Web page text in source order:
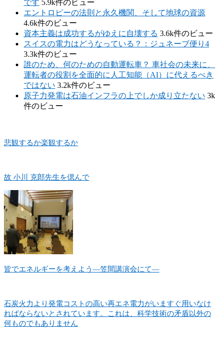
です 5.9k件のビュー
エントロピーの法則と永久機関、そして地球の資源
4.6k件のビュー
資本主義は成功するがゆえに自壊する 3.6k件のビュー
スイスの電力はどうなっている？：ジュネーブ便り4
3.3k件のビュー
誰のため、何のための自動運転車？ 車社会の未来に、
運転者の役割を全面的に人工知能（AI）に代えるべき
ではない 3.2k件のビュー
原子力発電は石油インフラの上でしか成り立たない 3k
件のビュー
悲観するか楽観するか
故 小川 克郎先生を偲んで
皆でエネルギーを考えよう―笠間講演会にて―
石炭火力より発電コストの高い再エネ電力がいますぐ用いなけ
ればならないとされています。これは、科学技術の矛盾以外の
何ものでもありません